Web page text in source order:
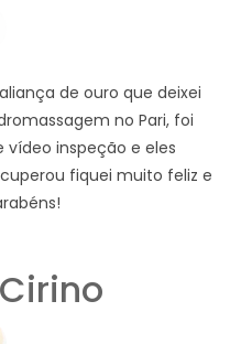
de ouro que deixei
no Pari, foi
inspeção e eles
fiquei muito feliz e